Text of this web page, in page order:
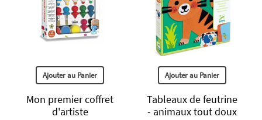
Ajouter au Panier
Mon premier coffret
d'artiste
Ajouter au Panier
Tableaux de feutrine
- animaux tout doux